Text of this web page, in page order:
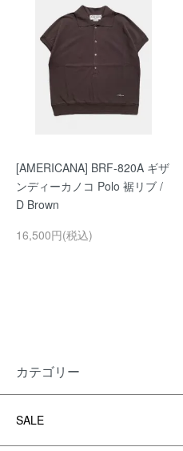
[AMERICANA] BRF-820A ギザ
ンディーカノコ Polo 裾リブ /
D Brown
16,500円(税込)
カテゴリー
SALE